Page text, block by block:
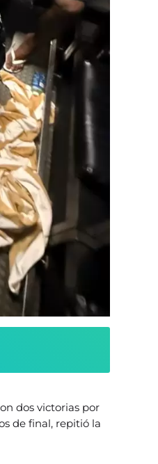
dos victorias por
de final, repitió la